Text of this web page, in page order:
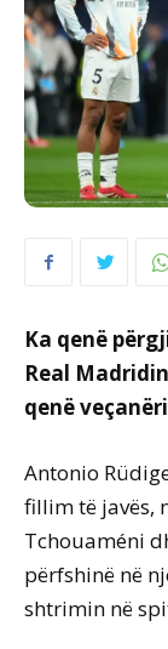
Ka qenë
Real
qenë
Antonio
fillim të javës,
Tchouaméni
përfshinë në
shtrimin në